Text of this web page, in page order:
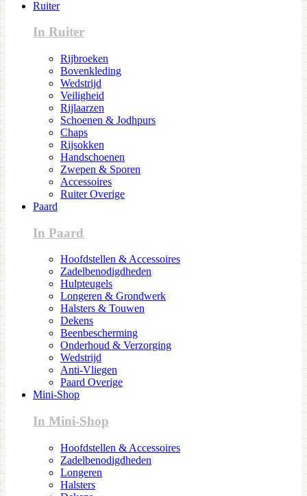
Ruiter
In Ruiter
Rijbroeken
Bovenkleding
Wedstrijd
Veiligheid
Rijlaarzen
Schoenen & Jodhpurs
Chaps
Rijsokken
Handschoenen
Zwepen & Sporen
Accessoires
Ruiter Overige
Paard
In Paard
Hoofdstellen & Accessoires
Zadelbenodigdheden
Hulpteugels
Longeren & Grondwerk
Halsters & Touwen
Dekens
Beenbescherming
Onderhoud & Verzorging
Wedstrijd
Anti-Vliegen
Paard Overige
Mini-Shop
In Mini-Shop
Hoofdstellen & Accessoires
Zadelbenodigdheden
Longeren
Halsters